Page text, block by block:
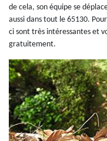
de cela, son équipe se
aussi dans tout le 65130.
ci sont très intéressantes et
gratuitement.